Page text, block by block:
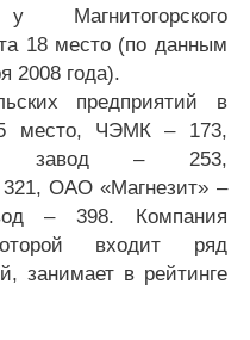
Магнитогорского
18 место (по данным
2008 года).
предприятий в
место, ЧЭМК – 173,
завод – 253,
321, ОАО «Магнезит» –
– 398. Компания
входит ряд
занимает в рейтинге